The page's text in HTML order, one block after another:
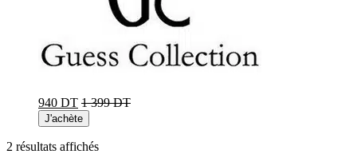
940 DT 1 399 DT
J'achète
2 résultats affichésTrié